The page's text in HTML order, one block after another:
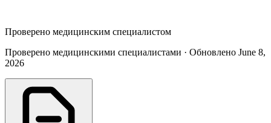
Проверено медицинским специалистом
Проверено медицинскими специалистами · Обновлено June 8,
2026